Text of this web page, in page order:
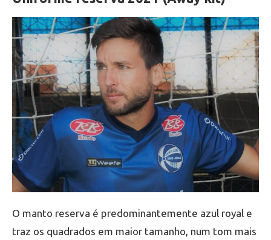
O manto reserva é predominantemente azul royal e
traz os quadrados em maior tamanho, num tom mais